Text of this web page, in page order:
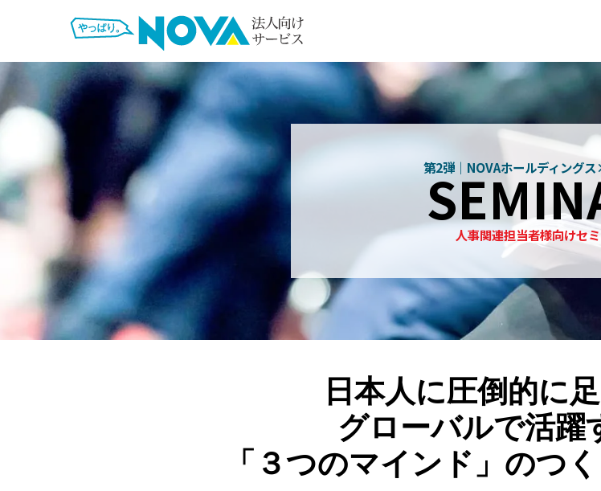
第2弾｜NOVAホールディング
人事関連担当者様向けセ
日本人に圧倒的に
グローバルで活躍
「３つのマインド」のつ